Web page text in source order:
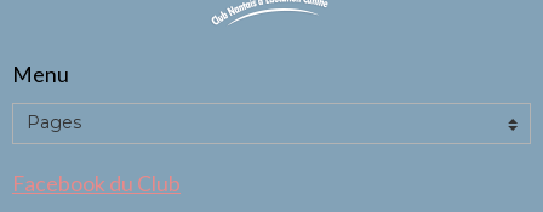
Menu
Facebook du Club